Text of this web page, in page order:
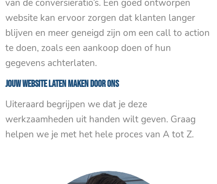
van de conversieratio’s. Een goed ontworpen
website kan ervoor zorgen dat klanten langer
blijven en meer geneigd zijn om een call to action
te doen, zoals een aankoop doen of hun
gegevens achterlaten.
Jouw website laten maken door ons
Uiteraard begrijpen we dat je deze
werkzaamheden uit handen wilt geven. Graag
helpen we je met het hele proces van A tot Z.